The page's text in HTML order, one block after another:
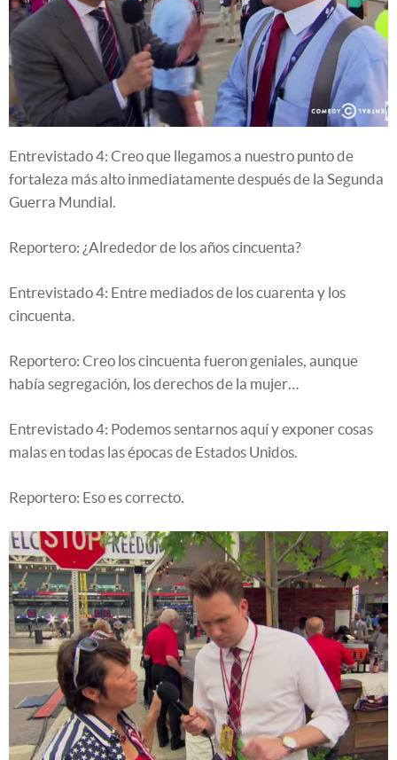
Entrevistado 4: Creo que llegamos a nuestro punto de
fortaleza más alto inmediatamente después de la Segunda
Guerra Mundial.
Reportero: ¿Alrededor de los años cincuenta?
Entrevistado 4: Entre mediados de los cuarenta y los
cincuenta.
Reportero: Creo los cincuenta fueron geniales, aunque
había segregación, los derechos de la mujer…
Entrevistado 4: Podemos sentarnos aquí y exponer cosas
malas en todas las épocas de Estados Unidos.
Reportero: Eso es correcto.